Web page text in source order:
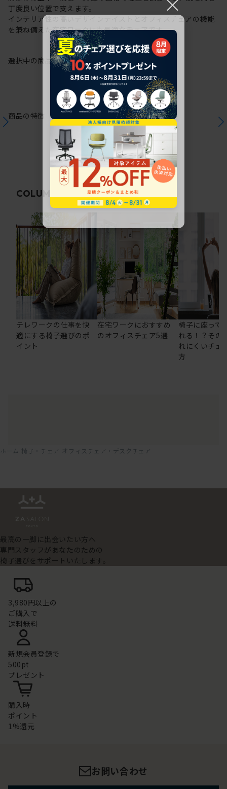
丁度良い位置で支えます。
インテリア性の高いデザインテイストとオフィスチェアの機能
を兼ね備えた在宅ワークにも最適なチェアです。
選択中の商品情報保証注意事項
商品の特徴
COLUMN 関連コラム
テレワークの仕事を快
適にする椅子選びのポ
イント
在宅ワークにおすすめ
のオフィスチェア5選
椅子に座って
れる！？その
れにくいチェ
方
ホーム 椅子・チェア オフィスチェア・デスクチェア
最高の一脚に出会いたい方へ
専門スタッフがあなたのための
椅子選びをサポートいたします。
3,980円以上の
ご購入で
送料無料
新規会員登録で
500pt
プレゼント
購入時
ポイント
1%還元
お問い合わせ